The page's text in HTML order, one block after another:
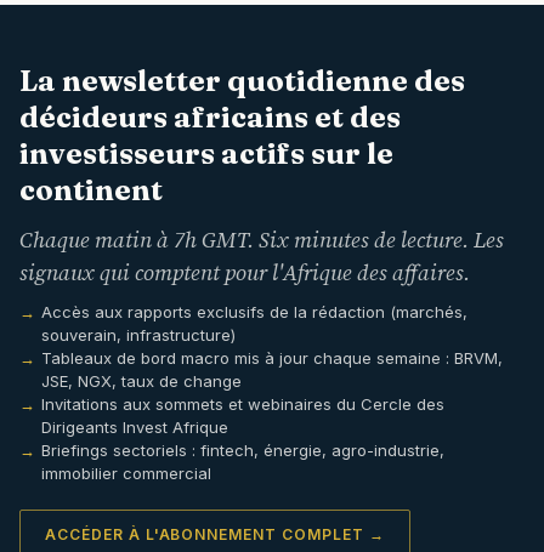
La newsletter quotidienne des
décideurs africains et des
investisseurs actifs sur le
continent
Chaque matin à 7h GMT. Six minutes de lecture. Les
signaux qui comptent pour l'Afrique des affaires.
Accès aux rapports exclusifs de la rédaction (marchés,
souverain, infrastructure)
Tableaux de bord macro mis à jour chaque semaine : BRVM,
JSE, NGX, taux de change
Invitations aux sommets et webinaires du Cercle des
Dirigeants Invest Afrique
Briefings sectoriels : fintech, énergie, agro-industrie,
immobilier commercial
ACCÉDER À L'ABONNEMENT COMPLET →